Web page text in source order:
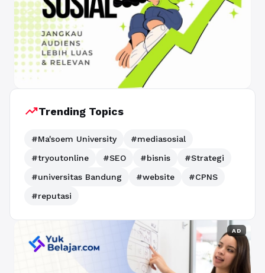
trending_upTrending Topics
#Ma'soem University
#mediasosial
#tryoutonline
#SEO #bisnis
#Strategi
#universitas Bandung
#website
#CPNS
#reputasi
AD